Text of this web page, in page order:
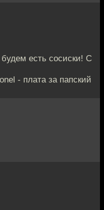
есть сосиски! С
- плата за папский